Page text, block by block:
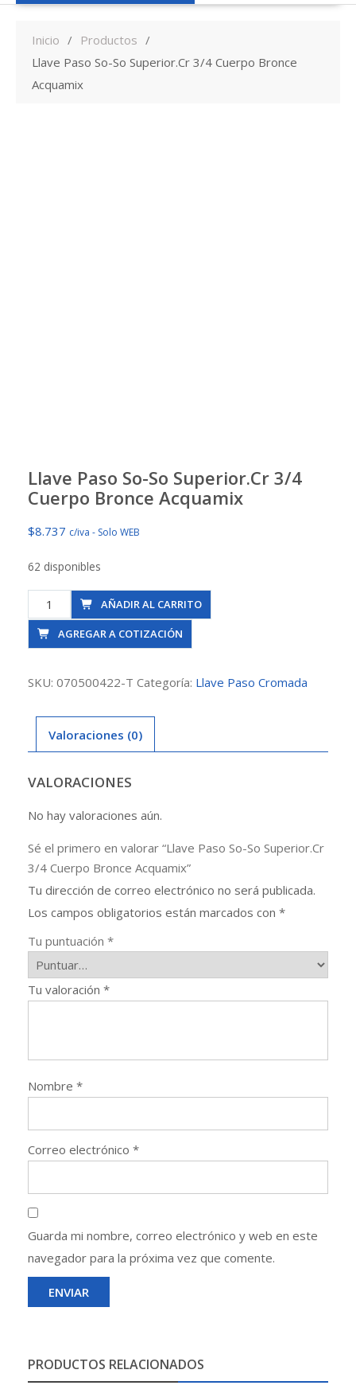
Inicio
Productos
Llave Paso So-So Superior.Cr 3/4 Cuerpo Bronce
Acquamix
Llave Paso So-So Superior.Cr 3/4
Cuerpo Bronce Acquamix
$8.737 c/iva - Solo WEB
62 disponibles
Llave
Paso
So-
Superior.Cr
Cuerpo
Bronce
cantidad
AÑADIR AL CARRITO
AGREGAR A COTIZACIÓN
SKU: 070500422-T Categoría: Llave Paso Cromada
Valoraciones (0)
VALORACIONES
No hay valoraciones aún.
Sé el primero en valorar “Llave Paso So-So Superior.Cr
3/4 Cuerpo Bronce Acquamix”
Tu dirección de correo electrónico no será publicada.
Los campos obligatorios están marcados con *
Tu puntuación *
Tu valoración *
Nombre *
Correo electrónico *
Guarda mi nombre, correo electrónico y web en este
navegador para la próxima vez que comente.
PRODUCTOS RELACIONADOS